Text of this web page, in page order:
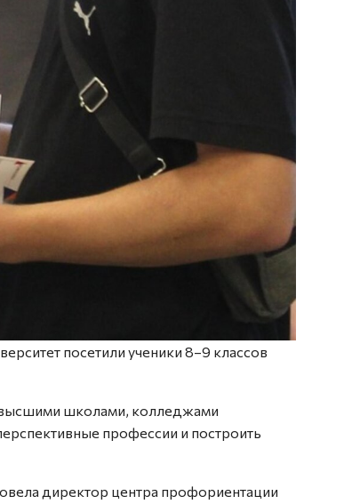
посетили ученики 8–9 классов
высшими школами, колледжами
профессии и построить
директор центра профориентации